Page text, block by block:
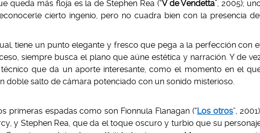
queda más floja es la de Stephen Rea (“V de Vendetta”, 2005);
cierto ingenio, pero no cuadra bien con la presencia
tiene un punto elegante y fresco que pega a la perfección con
siempre busca el plano que aúne estética y narración. Y de
que da un aporte interesante, como el momento en el
doble salto de cámara potenciado con un sonido misterioso.
primeras espadas como son Fionnula Flanagan (“Los otros”,
y Stephen Rea, que da el toque oscuro y turbio que su